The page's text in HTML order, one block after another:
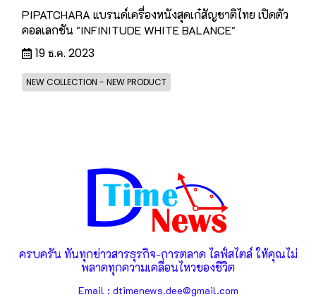
PIPATCHARA แบรนด์เครื่องหนังสุดเก๋สัญชาติไทย เปิดตัว
คอลเลกชัน "INFINITUDE WHITE BALANCE"
19 ธ.ค. 2023
NEW COLLECTION - NEW PRODUCT
ครบครัน ทันทุกข่าวสารธุรกิจ-การตลาด ไลฟ์สไตล์ ให้คุณไม่
พลาดทุกความเคลื่อนไหวของชีวิต
Email : dtimenews.dee@gmail.com